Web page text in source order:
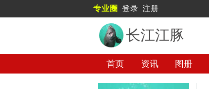
专业圈 登录 注册
长江江豚
首页 资讯 图册